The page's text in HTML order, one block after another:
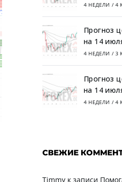
4 НЕДЕЛИ / 4
Прогноз
на 14
4 НЕДЕЛИ / 3
Прогноз
на 14
4 НЕДЕЛИ / 4
СВЕЖИЕ
Timmyк записи